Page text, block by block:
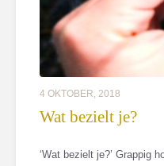
4 OKTOBER, 2018
Wat bezielt je?
‘Wat bezielt je?’ Grappig